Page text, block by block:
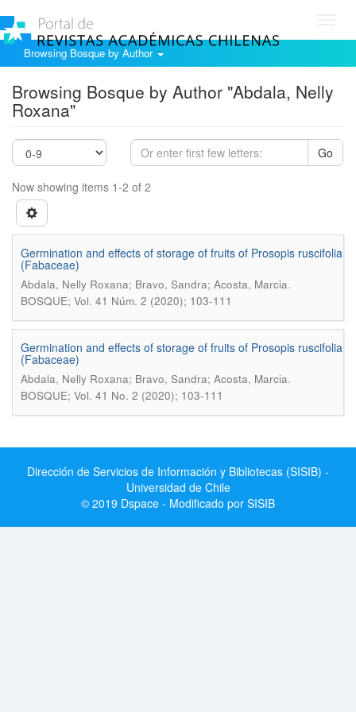
Browsing Bosque by Author
Browsing Bosque by Author "Abdala, Nelly
Roxana"
Go
Now showing items 1-2 of 2
Germination and effects of storage of fruits of Prosopis ruscifolia
(Fabaceae)
Abdala, Nelly Roxana; Bravo, Sandra; Acosta, Marcia.
BOSQUE; Vol. 41 Núm. 2 (2020); 103-111
Germination and effects of storage of fruits of Prosopis ruscifolia
(Fabaceae)
Abdala, Nelly Roxana; Bravo, Sandra; Acosta, Marcia.
BOSQUE; Vol. 41 No. 2 (2020); 103-111
Dirección de Servicios de Información y Bibliotecas (SISIB) -
Universidad de Chile
© 2019 Dspace - Modificado por SISIB